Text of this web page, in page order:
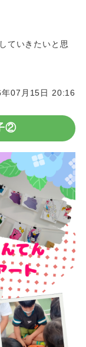
ていきたいと思
年07月15日 20:16
②